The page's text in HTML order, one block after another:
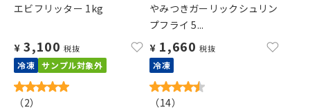
エビフリッター 1kg
¥ 3,100 税抜
冷凍 サンプル対象外
（2）
やみつきガーリックシュリン
プフライ 5...
¥ 1,660 税抜
冷凍
（14）